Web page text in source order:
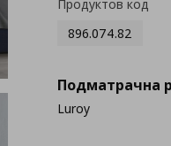
Продуктов код
896.074.82
Подматрачна
Luroy